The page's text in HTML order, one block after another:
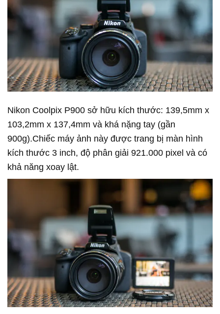
Nikon Coolpix P900 sở hữu kích thước: 139,5mm x
103,2mm x 137,4mm và khá nặng tay (gần
900g).Chiếc máy ảnh này được trang bị màn hình
kích thước 3 inch, độ phân giải 921.000 pixel và có
khả năng xoay lật.